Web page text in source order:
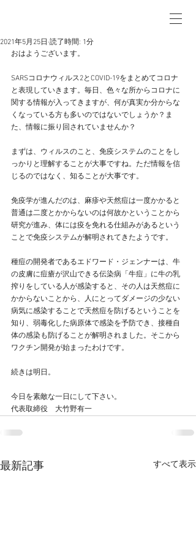
2021年5月25日 読了時間: 1分
おはようございます。
SARSコロナウィルス2とCOVID-19をまとめてコロナ
と表現していきます。毎日、色々な所からコロナに
関する情報が入ってきますが、何が真実か分からな
くなっている方も多いのではないでしょうか？ま
た、情報に振り回されていませんか？
まずは、ウィルスのこと、免疫システムのことをし
っかりと理解することが大事ですね。ただ情報を信
じるのではなく、知ることが大事です。
免疫学が進んだのは、麻疹や天然痘は一度かかると
普通は二度とかからないのは何故かということから
研究が進み、体には疫を免れる仕組みがあるという
ことで免疫システムが解明されてきたようです。
種痘の開発者であるエドワード・ジェンナーは、牛
の皮膚に痘瘡が沢山できる伝染病「牛痘」に牛の乳
搾りをしている人が感染すると、その人は天然痘に
かからないことから、人にとってダメージの少ない
病気に感染することで天然痘を防げるということを
知り、弱毒化した病原体で感染を予防でき、接種自
体の感染も防げることが解明されました。そこから
ワクチン開発が始まったわけです。
続きは明日。
今日を素敵な一日にして下さい。
代表取締役　大竹野有一
最新記事 すべて表示